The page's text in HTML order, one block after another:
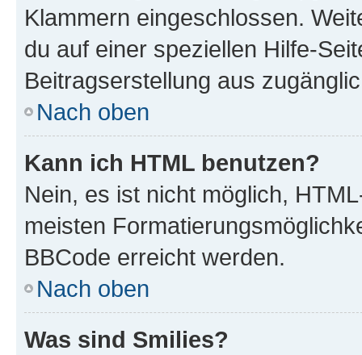
Klammern eingeschlossen.
du auf einer speziellen Hilfe-
Beitragserstellung aus
Nach oben
Kann ich HTML benutzen?
Nein, es ist nicht möglich,
meisten
BBCode erreicht werden.
Nach oben
Was sind Smilies?